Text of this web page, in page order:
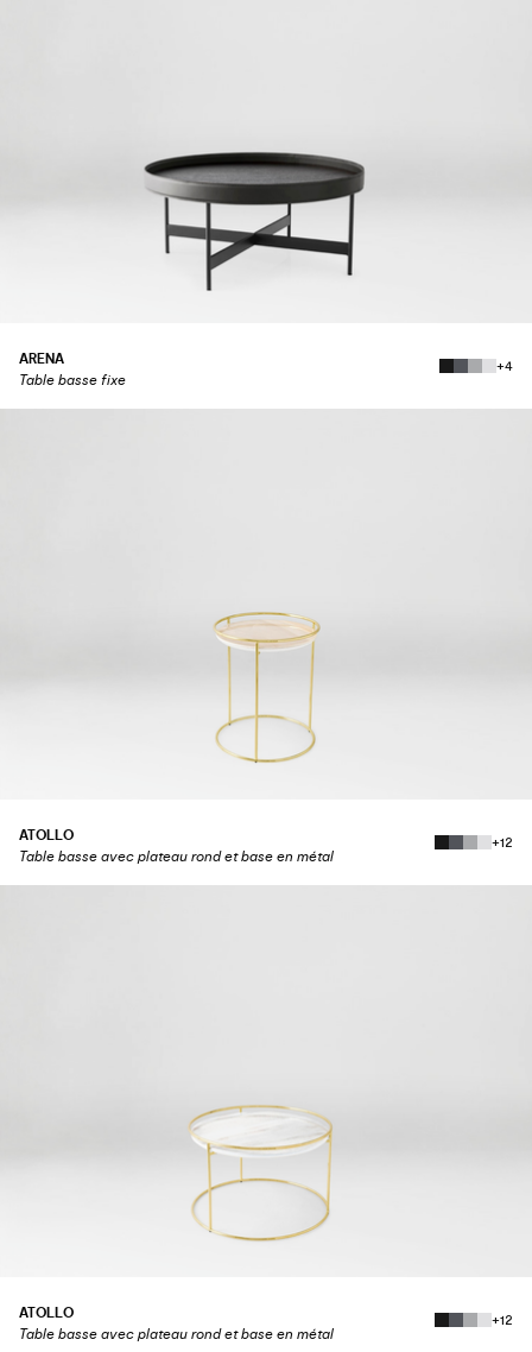
ARENA
Table basse fixe
+4
ATOLLO
Table basse avec plateau rond et base en métal
+12
ATOLLO
Table basse avec plateau rond et base en métal
+12